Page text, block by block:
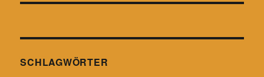
SCHLAGWÖRTER